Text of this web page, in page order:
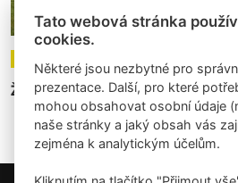
Žít mezi uměním: Umělecká
Tato webová stránka
cookies.
Některé jsou nezbytné pro
prezentace. Další, pro které
mohou obsahovat osobní údaje
naše stránky a jaký obsah vás
zejména k analytickým účelům.